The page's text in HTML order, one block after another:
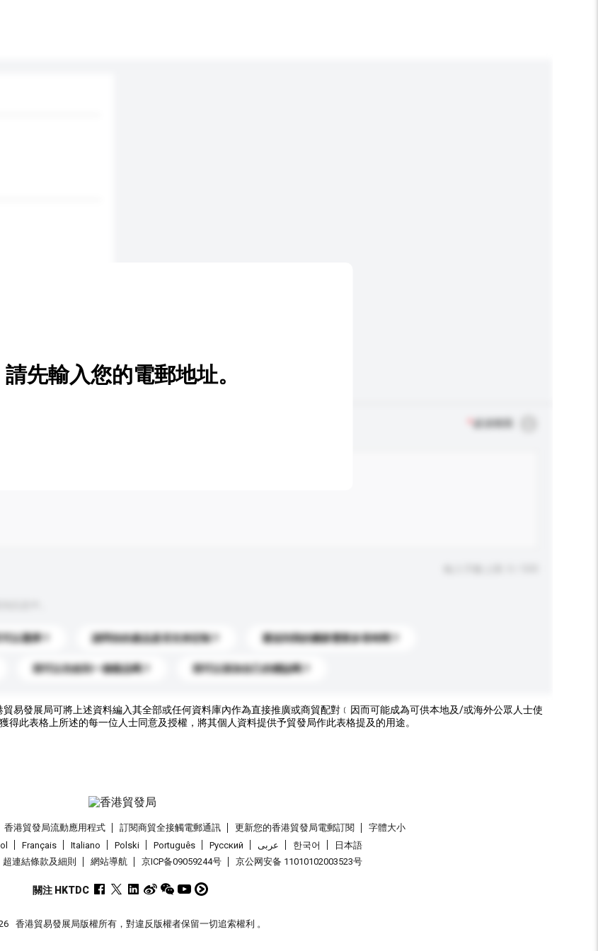
以選擇？ 請問你的產品是否支持定制？ 運送到我的國家需要多長時間？
我可以先收到一個樣品嗎？ 我可以添加自己的標誌嗎？
請先輸入您的電郵地址。
貿易發展局可將上述資料編入其全部或任何資料庫內作為直接推廣或商貿配對﹝因而可能成為可供本地及/或海外公眾人士使
得此表格上所述的每一位人士同意及授權，將其個人資料提供予貿發局作此表格提及的用途。
香港貿發局流動應用程式 訂閱商貿全接觸電郵通訊 更新您的香港貿發局電郵訂閱
字體大小
Français Italiano Polski Português Pусский عربى 한국어
日本語
超連結條款及細則 網站導航 京ICP备09059244号 京公网安备 11010102003523号
關注 HKTDC
香港貿易發展局版權所有，對違反版權者保留一切追索權利 。